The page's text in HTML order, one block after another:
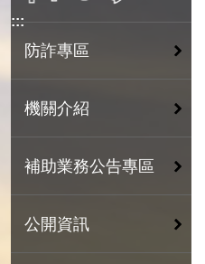
:::
防詐專區
機關介紹
補助業務公告專區
公開資訊